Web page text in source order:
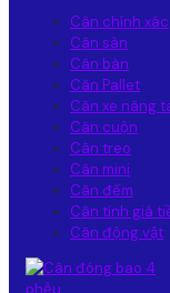
Cân chính xác
Cân sàn
Cân bàn
Cân Pallet
Cân xe nâng
Cân cuộn
Cân treo
Cân mini
Cân đếm
Cân tính giá
Cân động vật